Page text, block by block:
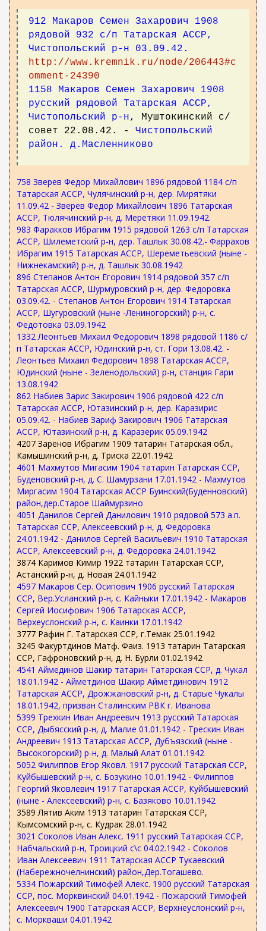
912 Макаров Семен Захарович 1908
рядовой 932 с/п Татарская АССР,
Чистопольский р-н 03.09.42.
http://www.kremnik.ru/node/206443#c
omment-24390
1158 Макаров Семен Захарович 1908
русский рядовой Татарская АССР,
Чистопольский р-н, Муштокинский с/
совет 22.08.42. - Чистопольский
район. д.Масленниково
758 Зверев Федор Михайлович 1896 рядовой 1184 с/п
Татарская АССР, Чулячинский р-н, дер. Мирятяки
11.09.42 - Зверев Федор Михайлович 1896 Татарская
АССР, Тюлячинский р-н, д. Меретяки 11.09.1942.
983 Фаракков Ибрагим 1915 рядовой 1263 с/п Татарская
АССР, Шилеметский р-н, дер. Ташлык 30.08.42.- Фаррахов
Ибрагим 1915 Татарская АССР, Шереметьевский (ныне -
Нижнекамский) р-н, д. Ташлык 30.08.1942
896 Степанов Антон Егорович 1914 рядовой 357 с/п
Татарская АССР, Шурмуровский р-н, дер. Федоровка
03.09.42. - Степанов Антон Егорович 1914 Татарская
АССР, Шугуровский (ныне -Лениногорский) р-н, с.
Федотовка 03.09.1942
1332 Леонтьев Михаил Федорович 1898 рядовой 1186 с/
п Татарская АССР, Юдинский р-н, ст. Гори 13.08.42. -
Леонтьев Михаил Федорович 1898 Татарская АССР,
Юдинский (ныне - Зеленодольский) р-н, станция Гари
13.08.1942
862 Набиев Зарис Закирович 1906 рядовой 422 с/п
Татарская АССР, Ютазинский р-н, дер. Каразирис
05.09.42. - Набиев Зариф Закирович 1906 Татарская
АССР, Ютазинский р-н, д. Каразерик 05.09.1942
4207 Заренов Ибрагим 1909 татарин Татарская обл.,
Камышинский р-н, д. Триска 22.01.1942
4601 Махмутов Мигасим 1904 татарин Татарская ССР,
Буденовский р-н, д. С. Шамурзани 17.01.1942 - Махмутов
Миргасим 1904 Татарская АССР Буинский(Буденновский)
район,дер.Старое Шаймурзино
4051 Данилов Сергей Данилович 1910 рядовой 573 а.п.
Татарская ССР, Алексеевский р-н, д. Федоровка
24.01.1942 - Данилов Сергей Васильевич 1910 Татарская
АССР, Алексеевский р-н, д. Федоровка 24.01.1942
3874 Каримов Кимир 1922 татарин Татарская ССР,
Астанский р-н, д. Новая 24.01.1942
4597 Макаров Сер. Осипович 1906 русский Татарская
ССР, Вер.Усланский р-н, с. Кайныки 17.01.1942 - Макаров
Сергей Иосифович 1906 Татарская АССР,
Верхеуслонский р-н, с. Каинки 17.01.1942
3777 Рафин Г. Татарская ССР, г.Темак 25.01.1942
3245 Факуртдинов Матф. Фаиз. 1913 татарин Татарская
ССР, Гафроновский р-н, д. Н. Бурли 01.02.1942
4541 Аймединов Шакир татарин Татарская ССР, д. Чукал
18.01.1942 - Айметдинов Шакир Айметдинович 1912
Татарская АССР, Дрожжановский р-н, д. Старые Чукалы
18.01.1942, призван Сталинским РВК г. Иванова
5399 Трехкин Иван Андреевич 1913 русский Татарская
ССР, Дыбясский р-н, д. Малие 01.01.1942 - Трескин Иван
Андреевич 1913 Татарская АССР, Дубъязский (ныне -
Высокогорский) р-н, д. Малый Алат 01.01.1942
5052 Филиппов Егор Яковл. 1917 русский Татарская ССР,
Куйбышевский р-н, с. Бозукино 10.01.1942 - Филиппов
Георгий Яковлевич 1917 Татарская АССР, Куйбышевский
(ныне - Алексеевский) р-н, с. Базяково 10.01.1942
3589 Лятив Аким 1913 татарин Татарская ССР,
Кымсомский р-н, с. Кудрак 28.01.1942
3021 Соколов Иван Алекс. 1911 русский Татарская ССР,
Набчальский р-н, Троицкий с\с 04.02.1942 - Соколов
Иван Алексеевич 1911 Татарская АССР Тукаевский
(Набережночелнинский) район,Дер.Тогашево.
5334 Пожарский Тимофей Алекс. 1900 русский Татарская
ССР, пос. Морквинский 04.01.1942 - Пожарский Тимофей
Алексеевич 1900 Татарская АССР, Верхнеуслонский р-н,
с. Моркваши 04.01.1942